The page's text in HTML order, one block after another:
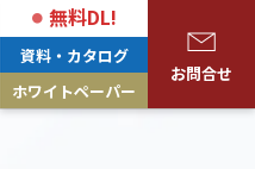
無料DL!
資料・カタログ
ホワイトペーパー
お問合せ